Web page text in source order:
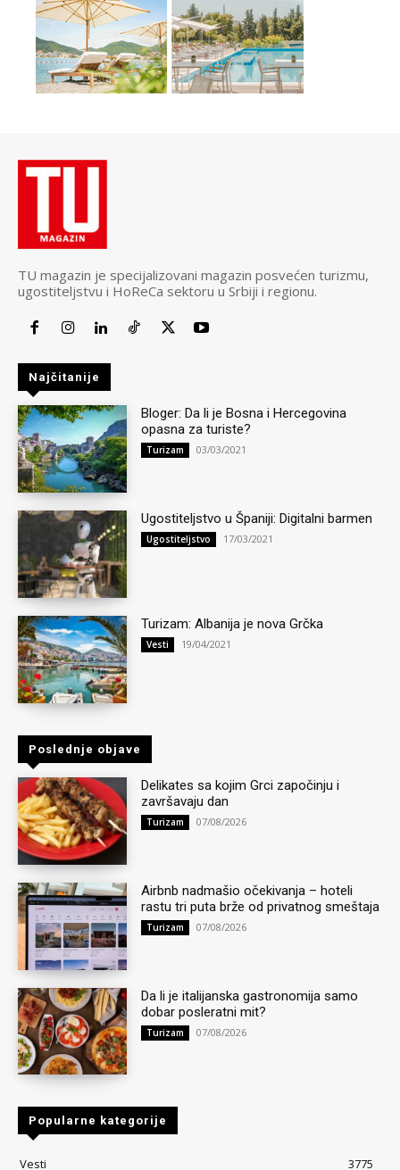
TU magazin je specijalizovani magazin posvećen turizmu,
ugostiteljstvu i HoReCa sektoru u Srbiji i regionu.
Najčitanije
Bloger: Da li je Bosna i Hercegovina
opasna za turiste?
Turizam 03/03/2021
Ugostiteljstvo u Španiji: Digitalni barmen
Ugostiteljstvo 17/03/2021
Turizam: Albanija je nova Grčka
Vesti 19/04/2021
Poslednje objave
Delikates sa kojim Grci započinju i
završavaju dan
Turizam 07/08/2026
Airbnb nadmašio očekivanja – hoteli
rastu tri puta brže od privatnog smeštaja
Turizam 07/08/2026
Da li je italijanska gastronomija samo
dobar posleratni mit?
Turizam 07/08/2026
Popularne kategorije
Vesti 3775